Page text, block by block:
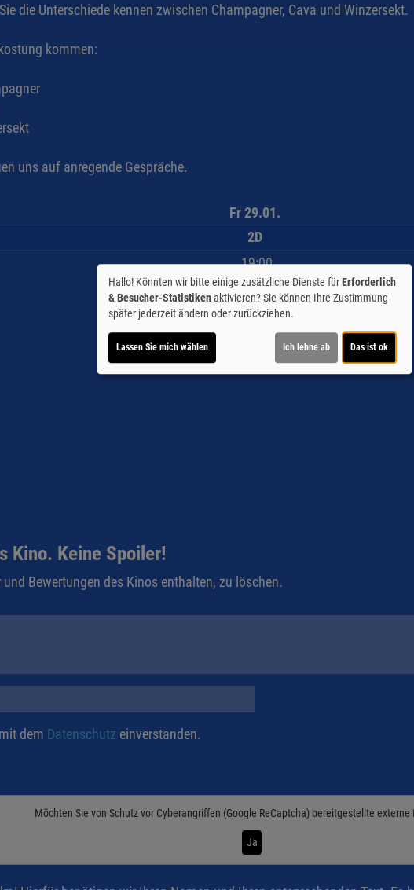
die Unterschiede kennen zwischen Champagner, Cava und Winzersekt.
kommen:
uns auf anregende Gespräche.
Fr 29.01.
19:00
2D
Tickets verfügbar ab 01.10
Kino. Keine Spoiler!
Bewertungen des Kinos enthalten, zu löschen.
dem Datenschutz einverstanden.
Möchten Sie von Schutz vor Cyberangriffen (Google ReCaptcha) bereitgestellte externe
Ja
Hallo! Könnten wir bitte einige zusätzliche Dienste fürErforderlich
& Besucher-Statistikenaktivieren? Sie können Ihre Zustimmung
später jederzeit ändern oder zurückziehen.
Lassen Sie mich wählen Ich lehne ab Das ist ok